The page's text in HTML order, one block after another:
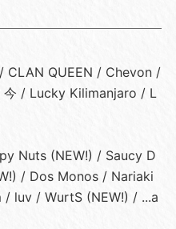
CLAN QUEEN / Chevon /
今 / Lucky Kilimanjaro / L
Nuts (NEW!) / Saucy D
/ Dos Monos / Nariaki
luv / WurtS (NEW!) / ...a